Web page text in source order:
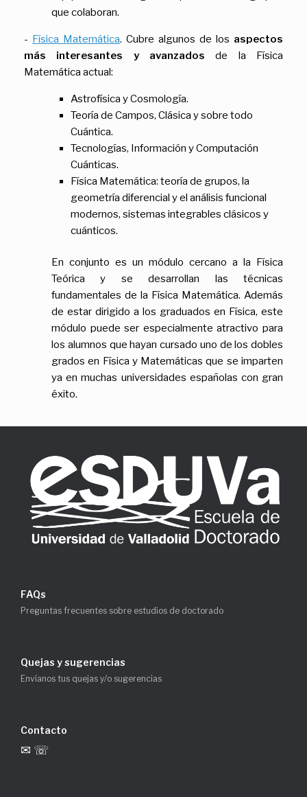
que colaboran.
- Física Matemática. Cubre algunos de los aspectos
más interesantes y avanzados de la Física
Matemática actual:
Astrofísica y Cosmología.
Teoría de Campos, Clásica y sobre todo
Cuántica.
Tecnologías, Información y Computación
Cuánticas.
Física Matemática: teoría de grupos, la
geometría diferencial y el análisis funcional
modernos, sistemas integrables clásicos y
cuánticos.
En conjunto es un módulo cercano a la Física
Teórica y se desarrollan las técnicas
fundamentales de la Física Matemática. Además
de estar dirigido a los graduados en Física, este
módulo puede ser especialmente atractivo para
los alumnos que hayan cursado uno de los dobles
grados en Física y Matemáticas que se imparten
ya en muchas universidades españolas con gran
éxito.
FAQs
Preguntas frecuentes sobre estudios de doctorado
Quejas y sugerencias
Envíanos tus quejas y/o sugerencias
Contacto
✉ ☏